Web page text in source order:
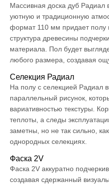
Массивная доска дуб Радиал
уютную и традиционную
формат 110 мм придает полу
структура древесины
материала. Пол будет
любого размера, создавая
Селекция Радиал
На полу с селекцией Радиал
параллельный рисунок,
вариативностью текстуры.
теплоты, а следы
заметны, но не так сильно,
однородных селекциях.
Фаска 2V
Фаска 2V аккуратно
создавая сдержанный